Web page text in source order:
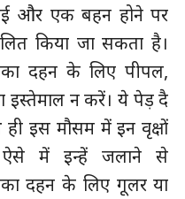
और एक बहन होने पर
किया जा सकता है।
दहन के लिए पीपल,
इस्तेमाल न करें। ये पेड़ दै​
इस मौसम में इन वृक्षों
में इन्हें जलाने से
दहन के लिए गूलर या